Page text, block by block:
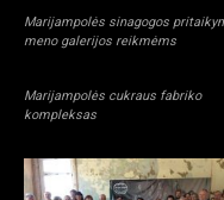
Marijampolės sinagogos
meno galerijos reikmėms
Marijampolės cukraus fabriko
kompleksas